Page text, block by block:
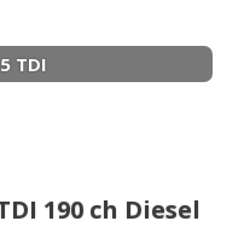
TDI
190 ch Diesel